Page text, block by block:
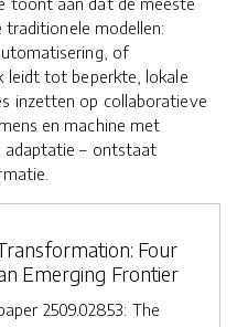
traditionele modellen:
of
leidt tot beperkte, lokale
inzetten op collaboratieve
en machine met
adaptatie – ontstaat
Four
Emerging Frontier
2509.02853: The